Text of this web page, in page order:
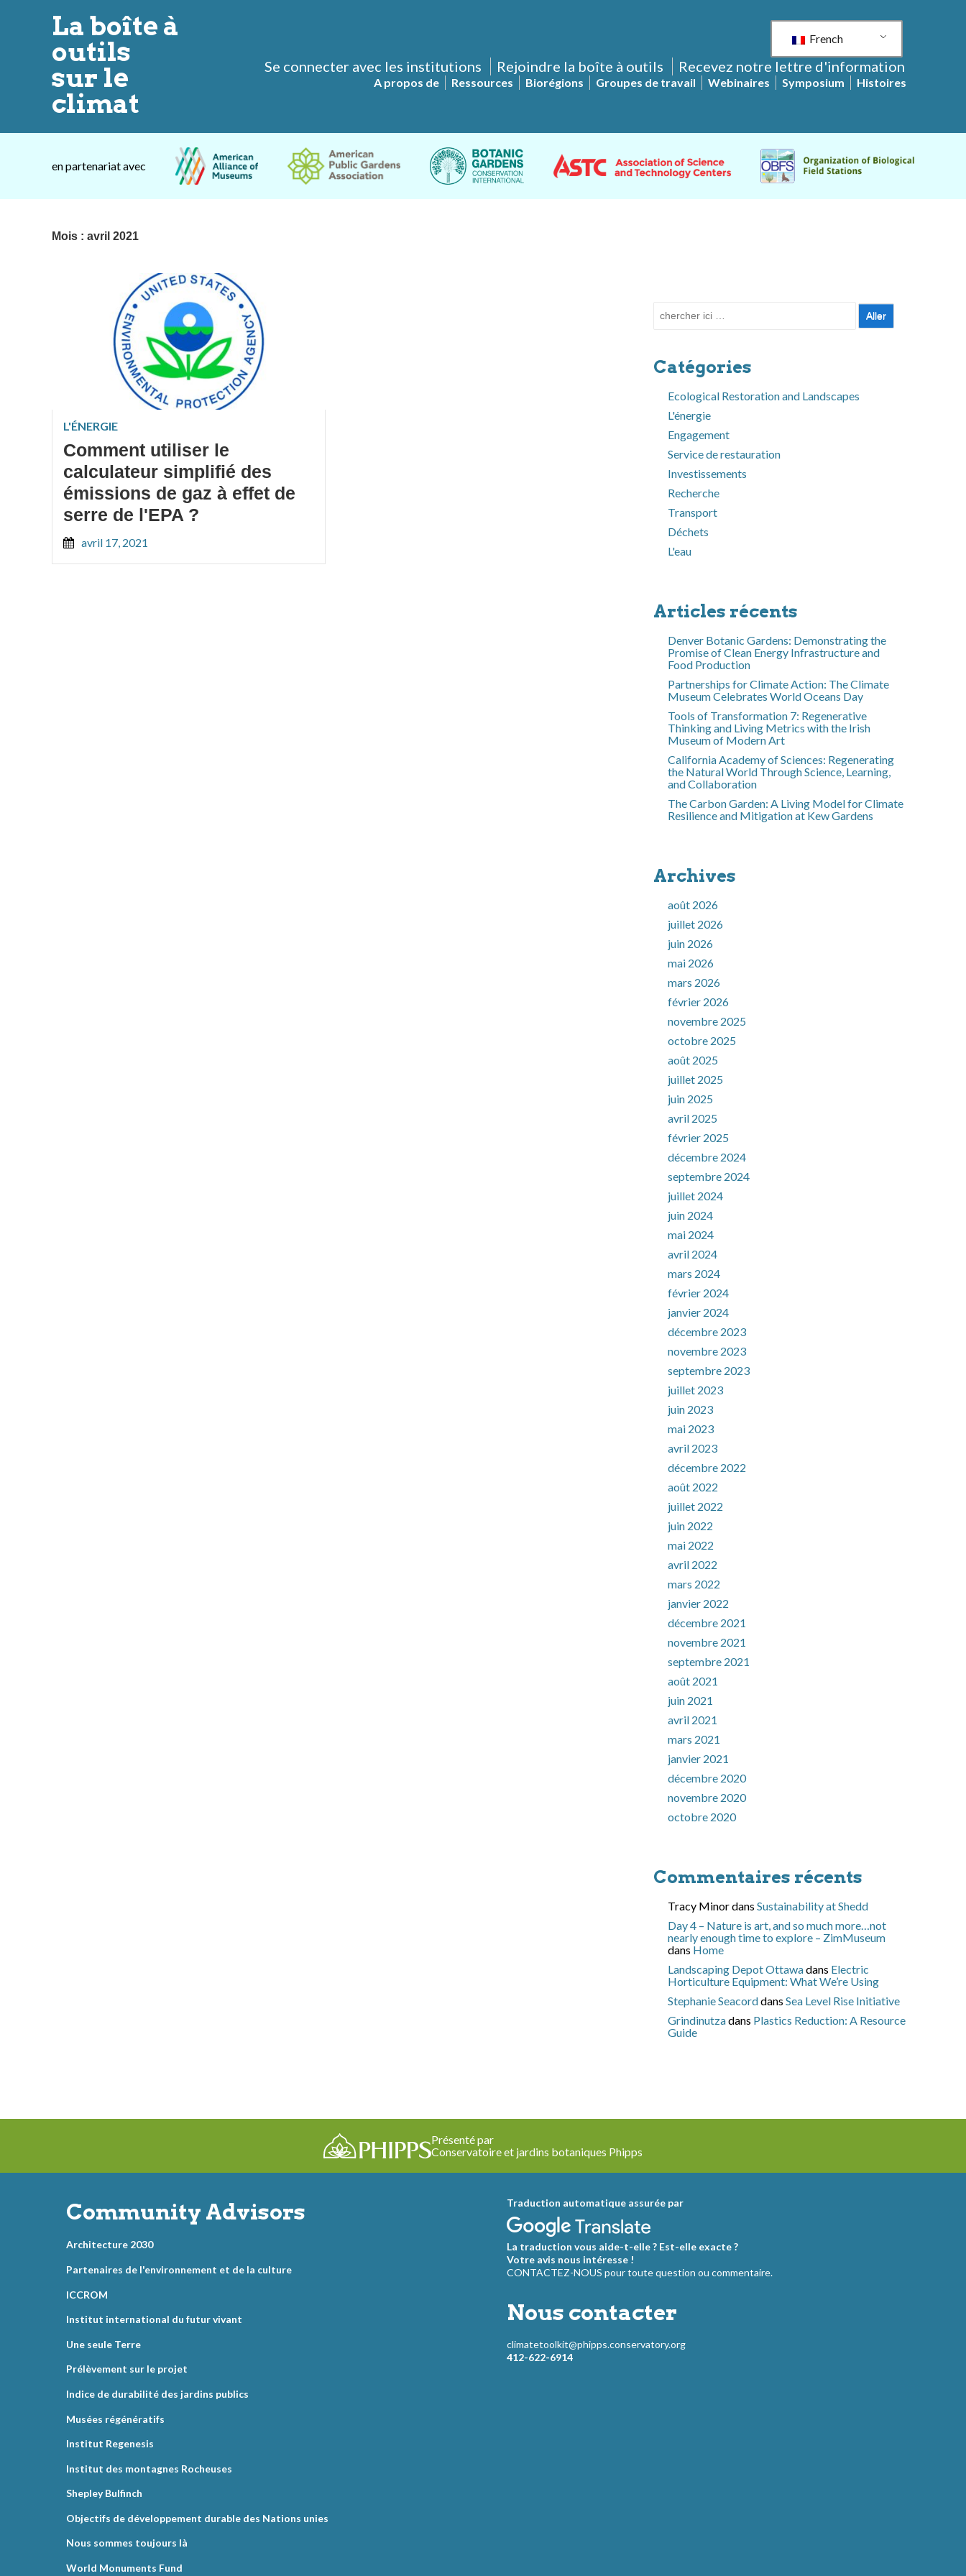
La boîte à
outils
sur le
climat
French
Se connecter avec les institutions Rejoindre la boîte à outils Recevez notre lettre d'information
A propos de Ressources Biorégions Groupes de travail Webinaires Symposium Histoires
en partenariat avec
Mois : avril 2021
L'ÉNERGIE
Comment utiliser le
calculateur simplifié des
émissions de gaz à effet de
serre de l'EPA ?
avril 17, 2021
Recherche
Catégories
Ecological Restoration and Landscapes
L'énergie
Engagement
Service de restauration
Investissements
Recherche
Transport
Déchets
L'eau
Articles récents
Denver Botanic Gardens: Demonstrating the
Promise of Clean Energy Infrastructure and
Food Production
Partnerships for Climate Action: The Climate
Museum Celebrates World Oceans Day
Tools of Transformation 7: Regenerative
Thinking and Living Metrics with the Irish
Museum of Modern Art
California Academy of Sciences: Regenerating
the Natural World Through Science, Learning,
and Collaboration
The Carbon Garden: A Living Model for Climate
Resilience and Mitigation at Kew Gardens
Archives
août 2026
juillet 2026
juin 2026
mai 2026
mars 2026
février 2026
novembre 2025
octobre 2025
août 2025
juillet 2025
juin 2025
avril 2025
février 2025
décembre 2024
septembre 2024
juillet 2024
juin 2024
mai 2024
avril 2024
mars 2024
février 2024
janvier 2024
décembre 2023
novembre 2023
septembre 2023
juillet 2023
juin 2023
mai 2023
avril 2023
décembre 2022
août 2022
juillet 2022
juin 2022
mai 2022
avril 2022
mars 2022
janvier 2022
décembre 2021
novembre 2021
septembre 2021
août 2021
juin 2021
avril 2021
mars 2021
janvier 2021
décembre 2020
novembre 2020
octobre 2020
Commentaires récents
Tracy MinordansSustainability at Shedd
Day 4 – Nature is art, and so much more…not
nearly enough time to explore – ZimMuseum
dans Home
Landscaping Depot Ottawadans Electric
Horticulture Equipment: What We’re Using
Stephanie SeacorddansSea Level Rise Initiative
Grindinutzadans Plastics Reduction: A Resource
Guide
Présenté par
Conservatoire et jardins botaniques Phipps
Community Advisors
Architecture 2030
Partenaires de l'environnement et de la culture
ICCROM
Institut international du futur vivant
Une seule Terre
Prélèvement sur le projet
Indice de durabilité des jardins publics
Musées régénératifs
Institut Regenesis
Institut des montagnes Rocheuses
Shepley Bulfinch
Objectifs de développement durable des Nations unies
Nous sommes toujours là
World Monuments Fund
Traduction automatique assurée par
La traduction vous aide-t-elle ? Est-elle exacte ?
Votre avis nous intéresse !
CONTACTEZ-NOUS pour toute question ou commentaire.
Nous contacter
climatetoolkit@phipps.conservatory.org
412-622-6914